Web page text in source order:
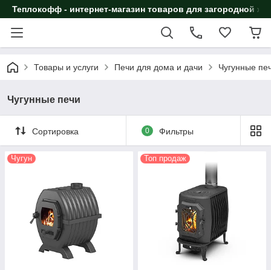
Теплокофф - интернет-магазин товаров для загородной
Товары и услуги Печи для дома и дачи Чугунные
Чугунные печи
Сортировка 0 Фильтры
Чугун Топ продаж